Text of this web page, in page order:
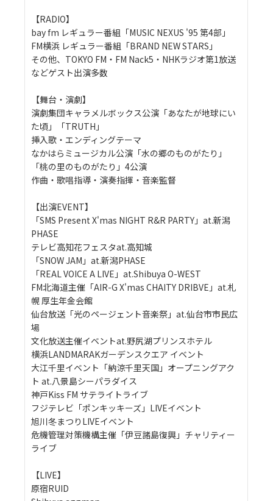
【RADIO】
bay fm レギュラー番組「MUSIC NEXUS '95 第4部」
FM横浜 レギュラー番組「BRAND NEW STARS」
その他、TOKYO FM・FM Nack5・NHKラジオ第1放送
などゲスト出演多数
【舞台・演劇】
演劇集団キャラメルボックス公演「あなたが地球にい
た頃」「TRUTH」
挿入歌・エンディングテーマ
なかはらミュージカル公演「水の郷のものがたり」
「桃の里のものがたり」4公演
作曲・歌唱指導・演奏指揮・音楽監督
【出演EVENT】
「SMS Present X'mas NIGHT R&R PARTY」at.新潟
PHASE
テレビ高知花フェスタat.高知城
「SNOW JAM」at.新潟PHASE
「REAL VOICE A LIVE」at.Shibuya O-WEST
FM北海道主催「AIR-G X'mas CHAITY DRIBVE」at.札
幌 厚生年金会館
仙台放送「光のページェント音楽祭」at.仙台市市民広
場
文化放送主催イベントat.野尻湖プリンスホテル
横浜LANDMARAKガーデンスクエア イベント
大江千里イベント「納涼千里天国」オープニングアク
ト at.八景島シーパラダイス
神戸Kiss FM サテライトライブ
フジテレビ「ポンキッキーズ」LIVEイベント
旭川冬まつりLIVEイベント
危機管理対策機構主催「伊豆諸島復興」チャリティー
ライブ
【LIVE】
原宿RUID